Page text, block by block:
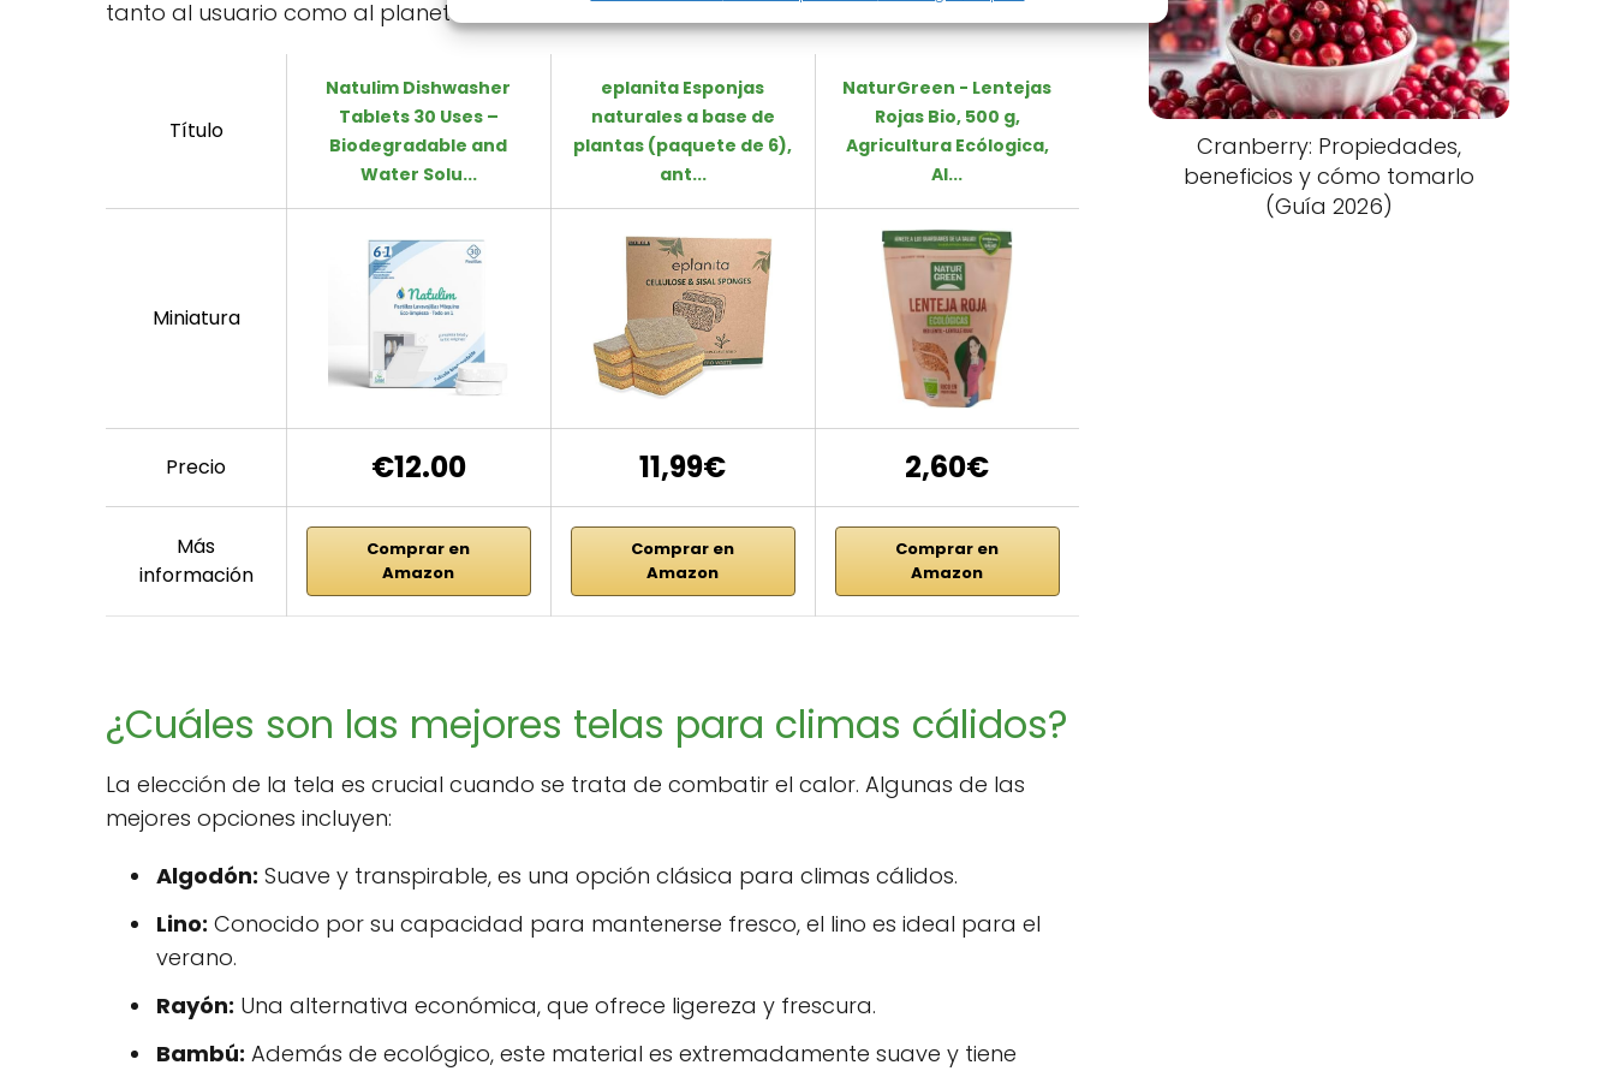
tanto al usuario como al planeta.
Título
Natulim Dishwasher
Tablets 30 Uses –
Biodegradable and
Water Solu...
eplanita Esponjas
naturales a base de
plantas (paquete de 6),
ant...
NaturGreen - Lentejas
Rojas Bio, 500 g,
Agricultura Ecólogica,
Al...
Miniatura
Precio €12.00 11,99€ 2,60€
Más
información
Comprar en
Amazon
Comprar en
Amazon
Comprar en
Amazon
¿Cuáles son las mejores telas para climas cálidos?
La elección de la tela es crucial cuando se trata de combatir el calor. Algunas de las
mejores opciones incluyen:
Algodón: Suave y transpirable, es una opción clásica para climas cálidos.
Lino: Conocido por su capacidad para mantenerse fresco, el lino es ideal para el
verano.
Rayón: Una alternativa económica, que ofrece ligereza y frescura.
Bambú: Además de ecológico, este material es extremadamente suave y tiene
Cranberry: Propiedades,
beneficios y cómo tomarlo
(Guía 2026)